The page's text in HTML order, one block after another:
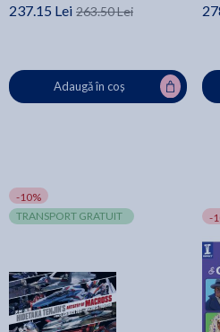
237.15 Lei 263.50 Lei
Adaugă în coș
-10%
TRANSPORT GRATUIT
-